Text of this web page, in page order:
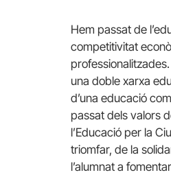
Hem passat de
competitivitat
una doble xarxa
d’una educació
passat dels valors
l’Educació per la
triomfar, de la
l’alumnat a